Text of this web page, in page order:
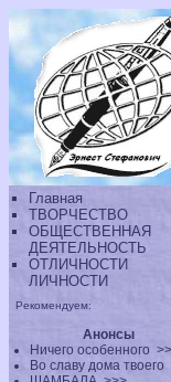
Главная
ТВОРЧЕСТВО
ОБЩЕСТВЕННАЯ
ДЕЯТЕЛЬНОСТЬ
ОТЛИЧНОСТИ
ЛИЧНОСТИ
Рекомендуем:
Анонсы
Ничего особенного
Во славу дома твоего